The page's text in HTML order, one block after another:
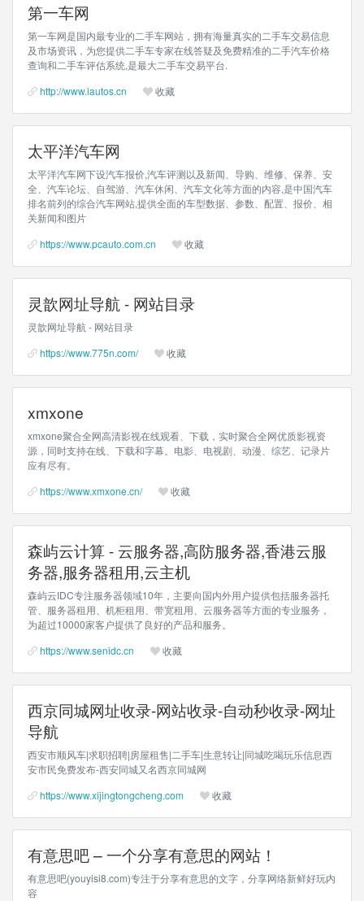
第一车网
第一车网是国内最专业的二手车网站，拥有海量真实的二手车交易信息
及市场资讯，为您提供二手车专家在线答疑及免费精准的二手汽车价格
查询和二手车评估系统,是最大二手车交易平台.
http://www.iautos.cn
收藏
太平洋汽车网
太平洋汽车网下设汽车报价,汽车评测以及新闻、导购、维修、保养、安
全、汽车论坛、自驾游、汽车休闲、汽车文化等方面的内容,是中国汽车
排名前列的综合汽车网站,提供全面的车型数据、参数、配置、报价、相
关新闻和图片
https://www.pcauto.com.cn
收藏
灵歆网址导航 - 网站目录
灵歆网址导航 - 网站目录
https://www.775n.com/
收藏
xmxone
xmxone聚合全网高清影视在线观看、下载，实时聚合全网优质影视资
源，同时支持在线、下载和字幕。电影、电视剧、动漫、综艺、记录片
应有尽有。
https://www.xmxone.cn/
收藏
森屿云计算 - 云服务器,高防服务器,香港云服
务器,服务器租用,云主机
森屿云IDC专注服务器领域10年，主要向国内外用户提供包括服务器托
管、服务器租用、机柜租用、带宽租用、云服务器等方面的专业服务，
为超过10000家客户提供了良好的产品和服务。
https://www.senidc.cn
收藏
西京同城网址收录-网站收录-自动秒收录-网址
导航
西安市顺风车|求职招聘|房屋租售|二手车|生意转让|同城吃喝玩乐信息西
安市民免费发布-西安同城又名西京同城网
https://www.xijingtongcheng.com
收藏
有意思吧 – 一个分享有意思的网站！
有意思吧(youyisi8.com)专注于分享有意思的文字，分享网络新鲜好玩内
容